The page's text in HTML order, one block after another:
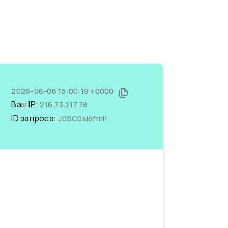
2026-08-06 15:00:19 +0000
Ваш IP:216.73.217.78
ID запроса:J0SC0si6fmI1